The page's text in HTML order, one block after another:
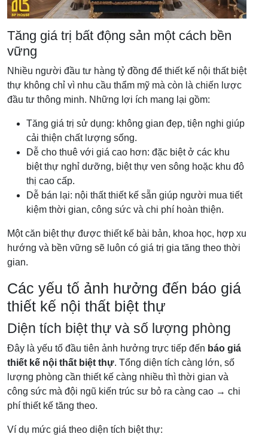
Tăng giá trị bất động sản một cách bền
vững
Nhiều người đầu tư hàng tỷ đồng để thiết kế nội thất biệt
thự không chỉ vì nhu cầu thẩm mỹ mà còn là chiến lược
đầu tư thông minh. Những lợi ích mang lại gồm:
Tăng giá trị sử dụng: không gian đẹp, tiện nghi giúp
cải thiện chất lượng sống.
Dễ cho thuê với giá cao hơn: đặc biệt ở các khu
biệt thự nghỉ dưỡng, biệt thự ven sông hoặc khu đô
thị cao cấp.
Dễ bán lại: nội thất thiết kế sẵn giúp người mua tiết
kiệm thời gian, công sức và chi phí hoàn thiện.
Một căn biệt thự được thiết kế bài bản, khoa học, hợp xu
hướng và bền vững sẽ luôn có giá trị gia tăng theo thời
gian.
Các yếu tố ảnh hưởng đến báo giá
thiết kế nội thất biệt thự
Diện tích biệt thự và số lượng phòng
Đây là yếu tố đầu tiên ảnh hưởng trực tiếp đến báo giá
thiết kế nội thất biệt thự. Tổng diện tích càng lớn, số
lượng phòng cần thiết kế càng nhiều thì thời gian và
công sức mà đội ngũ kiến trúc sư bỏ ra càng cao → chi
phí thiết kế tăng theo.
Ví dụ mức giá theo diện tích biệt thự: